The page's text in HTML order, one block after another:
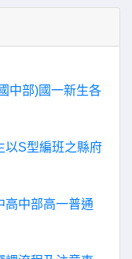
中部)國一新生各
以S型編班之縣府
高中部高一普通